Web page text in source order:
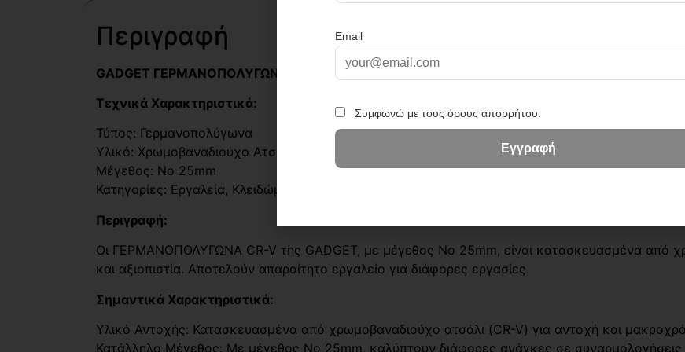
Περιγραφή
GADGET ΓΕΡΜΑΝΟΠΟΛΥΓΩΝΑ CR-V Νο 25ΜΜ
Τεχνικά Χαρακτηριστικά:
Τύπος: Γερμανοπολύγωνα
Υλικό: Χρωμοβαναδιούχο Ατσάλι (CR-V)
Μέγεθος: Νο 25mm
Κατηγορίες: Εργαλεία, Κλειδώματα και Συναρμολογούμενα, Κλειδιά
Περιγραφή:
Οι ΓΕΡΜΑΝΟΠΟΛΥΓΩΝΑ CR-V της GADGET, με μέγεθος Νο 25mm, είναι κατασκευασμένα από
και αξιοπιστία. Αποτελούν απαραίτητο εργαλείο για διάφορες εργασίες.
Σημαντικά Χαρακτηριστικά:
Υλικό Αντοχής: Κατασκευασμένα από χρωμοβαναδιούχο ατσάλι (CR-V) για αντοχή και
Κατάλληλο Μέγεθος: Με μέγεθος Νο 25mm, καλύπτουν διάφορες ανάγκες σε συναρμολογήσεις